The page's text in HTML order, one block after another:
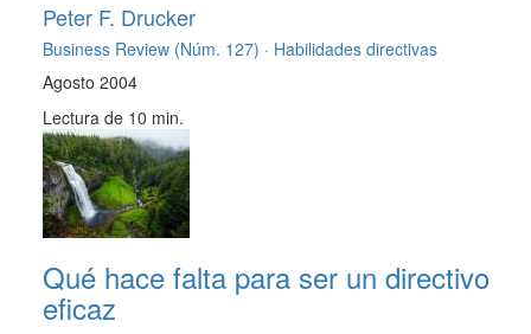
Peter F. Drucker
Business Review (Núm. 127) · Habilidades directivas
Agosto 2004
Lectura de 10 min.
Qué hace falta para ser un directivo
eficaz